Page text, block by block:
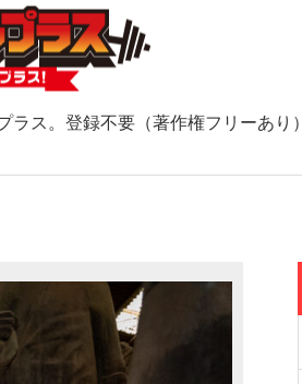
ス。登録不要（著作権フリーあり）